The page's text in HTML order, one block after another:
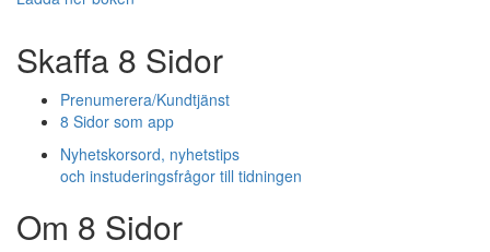
Skaffa 8 Sidor
Prenumerera/Kundtjänst
8 Sidor som app
Nyhetskorsord, nyhetstips
och instuderingsfrågor till tidningen
Om 8 Sidor